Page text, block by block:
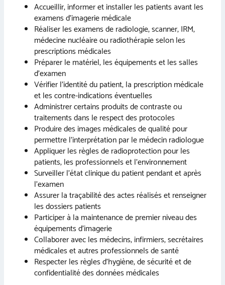
Accueillir, informer et installer les patients avant les
examens d’imagerie médicale
Réaliser les examens de radiologie, scanner, IRM,
médecine nucléaire ou radiothérapie selon les
prescriptions médicales
Préparer le matériel, les équipements et les salles
d’examen
Vérifier l’identité du patient, la prescription médicale
et les contre-indications éventuelles
Administrer certains produits de contraste ou
traitements dans le respect des protocoles
Produire des images médicales de qualité pour
permettre l’interprétation par le médecin radiologue
Appliquer les règles de radioprotection pour les
patients, les professionnels et l’environnement
Surveiller l’état clinique du patient pendant et après
l’examen
Assurer la traçabilité des actes réalisés et renseigner
les dossiers patients
Participer à la maintenance de premier niveau des
équipements d’imagerie
Collaborer avec les médecins, infirmiers, secrétaires
médicales et autres professionnels de santé
Respecter les règles d’hygiène, de sécurité et de
confidentialité des données médicales